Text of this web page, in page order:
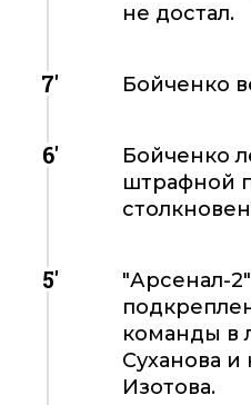
не достал.
7' Бойченко
6'
Бойченко
штрафной
5'
"Арсенал-
команды в
Суханова
Изотова.